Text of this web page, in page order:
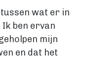
wat er in
Ik ben ervan
mijn
en dat het